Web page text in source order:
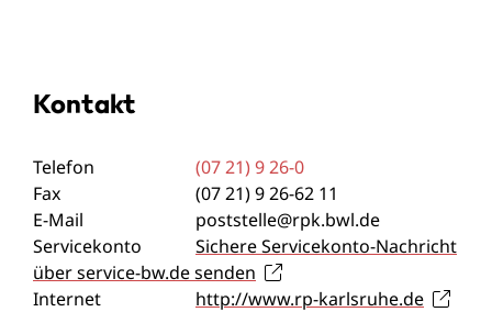
Kontakt
Telefon (0721) 926-0
Fax
(0721) 926-62 11
E-Mail
poststelle@rpk.bwl.de
Servicekonto
Sichere Servicekonto-Nachricht
über service-bw.de senden
Internet
http://www.rp-karlsruhe.de